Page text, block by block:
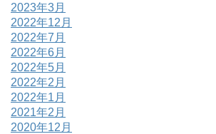
2023年3月
2022年12月
2022年7月
2022年6月
2022年5月
2022年2月
2022年1月
2021年2月
2020年12月